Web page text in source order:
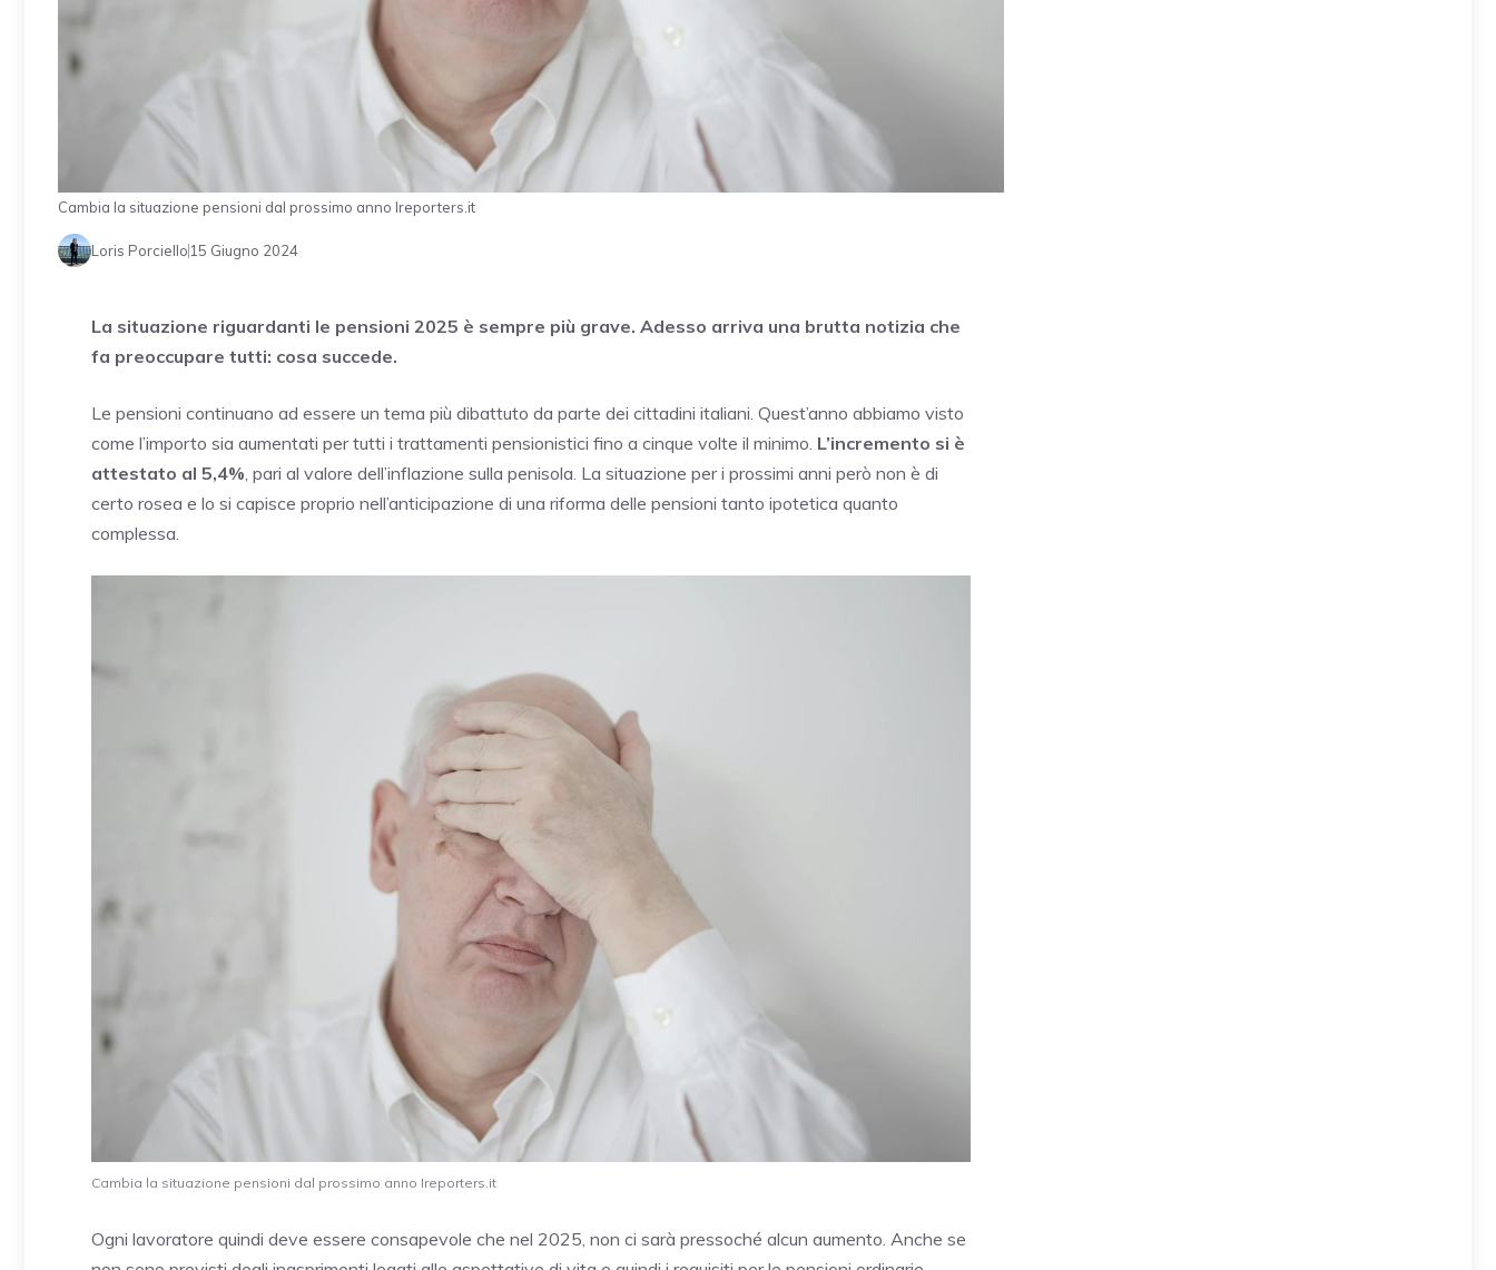
Cambia la situazione pensioni dal prossimo anno Ireporters.it
Loris Porciello 15 Giugno 2024
La situazione riguardanti le pensioni 2025 è sempre più grave. Adesso arriva una brutta notizia che
fa preoccupare tutti: cosa succede.
Le pensioni continuano ad essere un tema più dibattuto da parte dei cittadini italiani. Quest’anno abbiamo visto
come l’importo sia aumentati per tutti i trattamenti pensionistici fino a cinque volte il minimo. L’incremento si è
attestato al 5,4%, pari al valore dell’inflazione sulla penisola. La situazione per i prossimi anni però non è di
certo rosea e lo si capisce proprio nell’anticipazione di una riforma delle pensioni tanto ipotetica quanto
complessa.
Cambia la situazione pensioni dal prossimo anno Ireporters.it
Ogni lavoratore quindi deve essere consapevole che nel 2025, non ci sarà pressoché alcun aumento. Anche se